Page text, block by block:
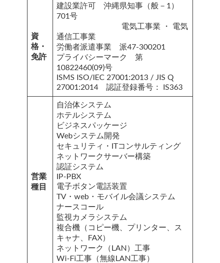
資
格・
免許
建設業許可 沖縄県知事（般－1）
701号
電気工事業 ・ 電気
通信工事業
労働者派遣事業 派47-300201
プライバシーマーク 第
10822460(09)号
ISMS ISO/IEC 27001:2013 / JIS Q
27001:2014 認証登録番号： IS363
営業
種目
自治体システム
ホテルシステム
ビジネスパッケージ
Webシステム開発
セキュリティ・ITコンサルティング
ネットワークサーバー構築
認証システム
IP-PBX
電子ボタン電話装置
TV・web・モバイル会議システム
ナースコール
監視カメラシステム
複合機（コピー機、プリンター、ス
キャナ、FAX）
ネットワーク（LAN）工事
Wi-Fi工事（無線LAN工事）